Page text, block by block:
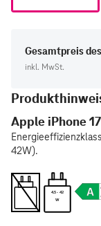
Gesamtpreis
inkl. MwSt.
Apple iPhone
42W).
4.5 - 42
W